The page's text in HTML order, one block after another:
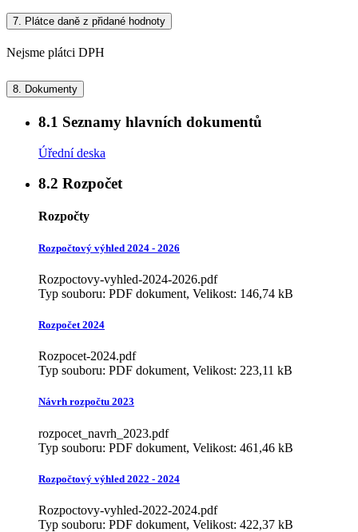
7. Plátce daně z přidané hodnoty
Nejsme plátci DPH
8. Dokumenty
8.1 Seznamy hlavních dokumentů
Úřední deska
8.2 Rozpočet
Rozpočty
Rozpočtový výhled 2024 - 2026
Rozpoctovy-vyhled-2024-2026.pdf
Typ souboru: PDF dokument, Velikost: 146,74 kB
Rozpočet 2024
Rozpocet-2024.pdf
Typ souboru: PDF dokument, Velikost: 223,11 kB
Návrh rozpočtu 2023
rozpocet_navrh_2023.pdf
Typ souboru: PDF dokument, Velikost: 461,46 kB
Rozpočtový výhled 2022 - 2024
Rozpoctovy-vyhled-2022-2024.pdf
Typ souboru: PDF dokument, Velikost: 422,37 kB